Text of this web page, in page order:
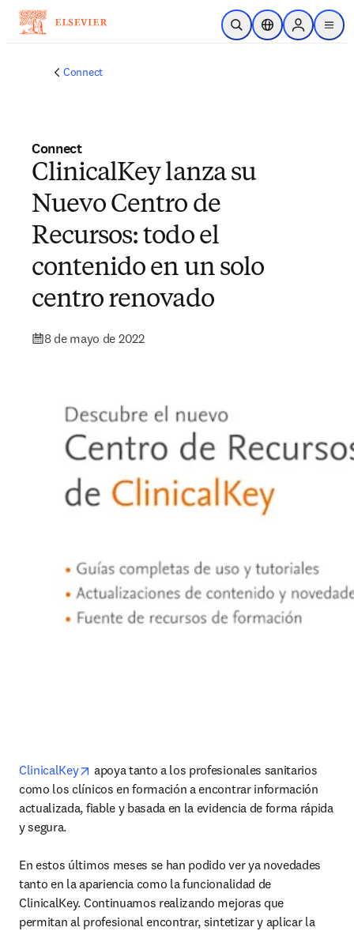
Saltar al contenido principal
Abrir búsqueda
Selector deSign in to
menu
Connect
Connect
ClinicalKey lanza su
Nuevo Centro de
Recursos: todo el
contenido en un solo
centro renovado
8 de mayo de 2022
ClinicalKey opens in new tab/window
apoya tanto a los profesionales sanitarios
como los clínicos en formación a encontrar información
actualizada, fiable y basada en la evidencia de forma rápida
y segura.
En estos últimos meses se han podido ver ya novedades
tanto en la apariencia como la funcionalidad de
ClinicalKey. Continuamos realizando mejoras que
permitan al profesional encontrar, sintetizar y aplicar la